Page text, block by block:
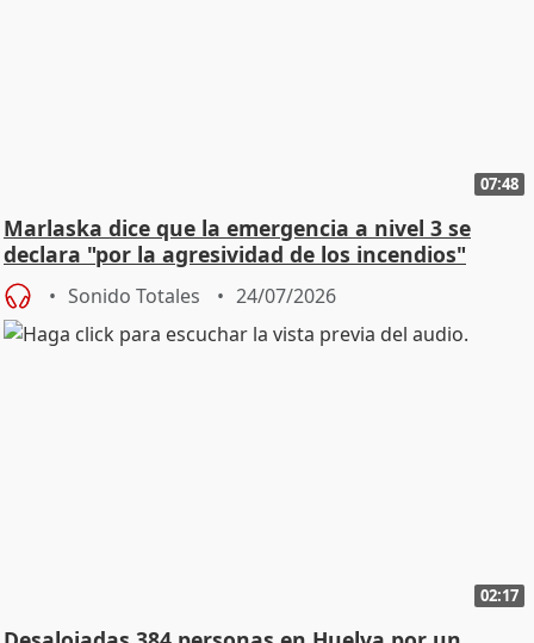
07:48
Marlaska dice que la emergencia a nivel 3 se
declara "por la agresividad de los incendios"
Sonido Totales 24/07/2026
02:17